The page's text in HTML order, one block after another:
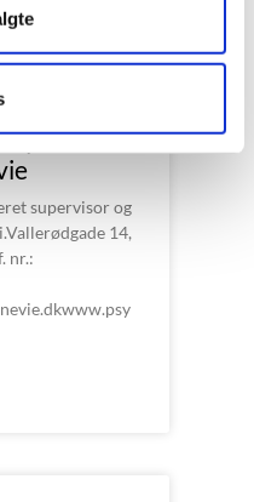
Kyst –
supervisor og
14,
nr.: